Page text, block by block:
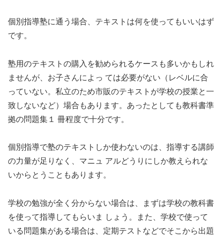
個別指導塾に通う場合、テキストは何を使ってもいいはず
です。
塾用のテキストの購入を勧められるケースも多いかもしれ
ませんが、お子さんによっ ては必要がない（レベルに合
っていない。私立のため市販のテキストが学校の授業と一
致しないなど）場合もあります。あったとしても教科書準
拠の問題集１ 冊程度で十分です。
個別指導で塾のテキストしか使わないのは、指導する講師
の力量が足りなく、マニュ アルどうりにしか教えられな
いからとうこともあります。
学校の勉強が全く分からない場合は、まずは学校の教科書
を使って指導してもらいま しょう。また、学校で使って
いる問題集がある場合は、定期テストなどでそこから出題